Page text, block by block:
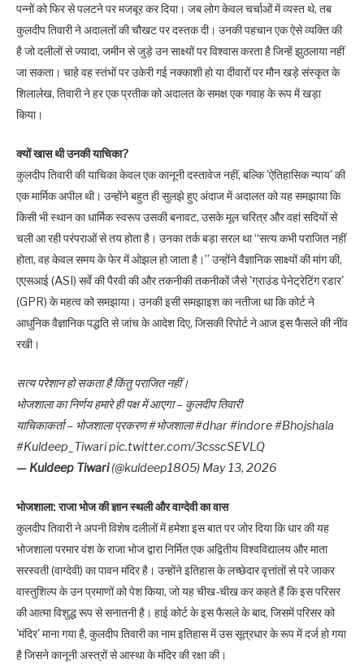
पन्नों को फिर से पलटने पर मजबूर कर दिया। जब लोग केवल चर्चाओं में व्यस्त थे, तब
कुलदीप तिवारी ने अदालतों की चौखट पर दस्तक दी। उनकी पहचान एक ऐसे व्यक्ति की
है जो दलीलों से ज्यादा, जमीन से जुड़े उन साक्ष्यों पर विश्वास करता है जिन्हें झुठलाया नहीं
जा सकता। चाहे वह स्तंभों पर उकेरी गई नक्काशी हो या दीवारों पर मौन खड़े संस्कृत के
शिलालेख, तिवारी ने हर एक प्रतीक को अदालत के समक्ष एक गवाह के रूप में खड़ा
किया।
क्यों खास थी उनकी याचिका?
कुलदीप तिवारी की याचिका केवल एक कानूनी दस्तावेज नहीं, बल्कि 'ऐतिहासिक न्याय' की
एक मार्मिक अपील थी। उन्होंने बहुत ही सुलझे हुए अंदाज में अदालत को यह समझाया कि
किसी भी स्थान का धार्मिक स्वरूप उसकी बनावट, उसके मूल चरित्र और वहां सदियों से
चली आ रही परंपराओं से तय होता है। उनका तर्क बड़ा सरल था “सत्य कभी पराजित नहीं
होता, वह केवल समय के फेर में ओझल हो जाता है।” उन्होंने वैज्ञानिक साक्ष्यों की मांग की,
एएसआई (ASI) सर्वे की पैरवी की और तकनीकी तकनीकों जैसे 'ग्राउंड पेनेट्रेटिंग रडार'
(GPR) के महत्व को समझाया। उनकी इसी समझाइश का नतीजा था कि कोर्ट ने
आधुनिक वैज्ञानिक पद्धति से जांच के आदेश दिए, जिसकी रिपोर्ट ने आज इस फैसले की नींव
रखी।
सत्य परेशान हो सकता है किंतु पराजित नहीं।
भोजशाला का निर्णय हमारे ही पक्ष में आएगा – कुलदीप तिवारी
याचिकाकर्ता – भोजशाला प्रकरण #भोजशाला #dhar #indore #Bhojshala
#Kuldeep_Tiwari pic.twitter.com/3csscSEVLQ
— Kuldeep Tiwari(@kuldeep1805) May 13, 2026
भोजशाला: राजा भोज की ज्ञान स्थली और वाग्देवी का वास
कुलदीप तिवारी ने अपनी विशेष दलीलों में हमेशा इस बात पर जोर दिया कि धार की यह
भोजशाला परमार वंश के राजा भोज द्वारा निर्मित एक अद्वितीय विश्वविद्यालय और माता
सरस्वती (वाग्देवी) का पावन मंदिर है। उन्होंने इतिहास के लच्छेदार वृत्तांतों से परे जाकर
वास्तुशिल्प के उन प्रमाणों को पेश किया, जो यह चीख-चीख कर कहते हैं कि इस परिसर
की आत्मा विशुद्ध रूप से सनातनी है। हाई कोर्ट के इस फैसले के बाद, जिसमें परिसर को
'मंदिर' माना गया है, कुलदीप तिवारी का नाम इतिहास में उस सूत्रधार के रूप में दर्ज हो गया
है जिसने कानूनी अस्त्रों से आस्था के मंदिर की रक्षा की।